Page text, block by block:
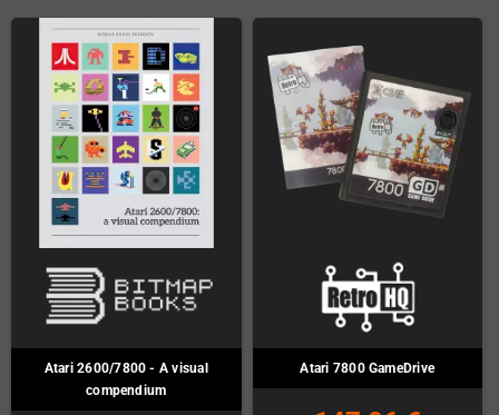
Atari 2600/7800 - A visual
compendium
Atari 7800 GameDrive